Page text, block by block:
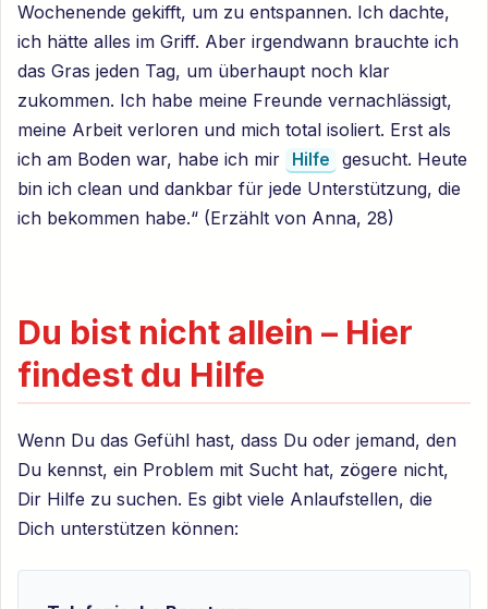
Wochenende gekifft, um zu entspannen. Ich dachte,
ich hätte alles im Griff. Aber irgendwann brauchte ich
das Gras jeden Tag, um überhaupt noch klar
zukommen. Ich habe meine Freunde vernachlässigt,
meine Arbeit verloren und mich total isoliert. Erst als
ich am Boden war, habe ich mir
Hilfe
gesucht. Heute
bin ich clean und dankbar für jede Unterstützung, die
ich bekommen habe.“ (Erzählt von Anna, 28)
Du bist nicht allein – Hier
findest du Hilfe
Wenn Du das Gefühl hast, dass Du oder jemand, den
Du kennst, ein Problem mit Sucht hat, zögere nicht,
Dir Hilfe zu suchen. Es gibt viele Anlaufstellen, die
Dich unterstützen können: